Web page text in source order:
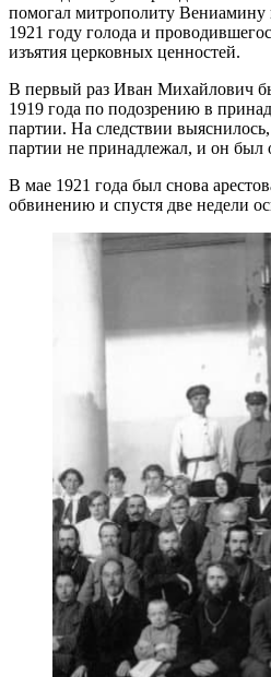
помогал митрополиту Вениамину
1921 году голода и
изъятия церковных ценностей.
В первый раз Иван Михайлович
1919 года по подозрению в
партии. На следствии
партии не принадлежал, и он был
В мае 1921 года был снова
обвинению и спустя две недели